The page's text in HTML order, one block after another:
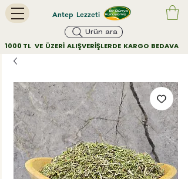
Antep Lezzeti
Ürün ara
1000 TL   VE  ÜZERİ  ALIŞVERİŞLERDE  KARGO  BEDAVA